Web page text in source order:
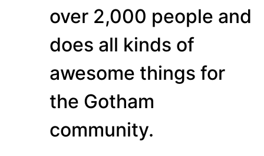
over 2,000 people and
does all kinds of
awesome things for
the Gotham
community.